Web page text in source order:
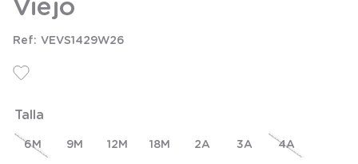
Viejo
VEVS1429W26
Talla
6M 9M 12M 18M 2A 3A 4A
4.
body
5
manta
8.
9.
saco dormir